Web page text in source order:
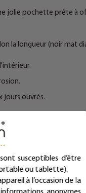
jolie pochette prête à
la longueur (noir mat
jours ouvrés.
écritures en fil de fer
susceptibles d’être
ou tablette).
à l’occasion de la
anonymes